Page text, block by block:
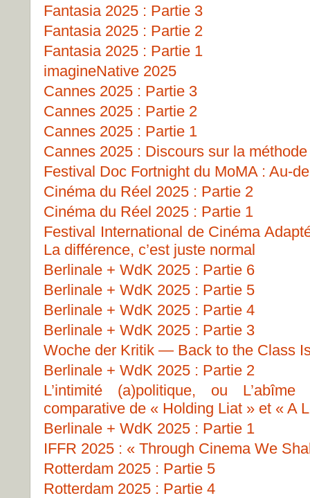
Fantasia 2025 : Partie 3
Fantasia 2025 : Partie 2
Fantasia 2025 : Partie 1
imagineNative 2025
Cannes 2025 : Partie 3
Cannes 2025 : Partie 2
Cannes 2025 : Partie 1
Cannes 2025 : Discours sur la méthode
Festival Doc Fortnight du MoMA : Au-
Cinéma du Réel 2025 : Partie 2
Cinéma du Réel 2025 : Partie 1
Festival International de Cinéma
La différence, c’est juste normal
Berlinale + WdK 2025 : Partie 6
Berlinale + WdK 2025 : Partie 5
Berlinale + WdK 2025 : Partie 4
Berlinale + WdK 2025 : Partie 3
Woche der Kritik — Back to the Class
Berlinale + WdK 2025 : Partie 2
L’intimité (a)politique, ou
comparative de « Holding Liat » et « A
Berlinale + WdK 2025 : Partie 1
IFFR 2025 : « Through Cinema We
Rotterdam 2025 : Partie 5
Rotterdam 2025 : Partie 4